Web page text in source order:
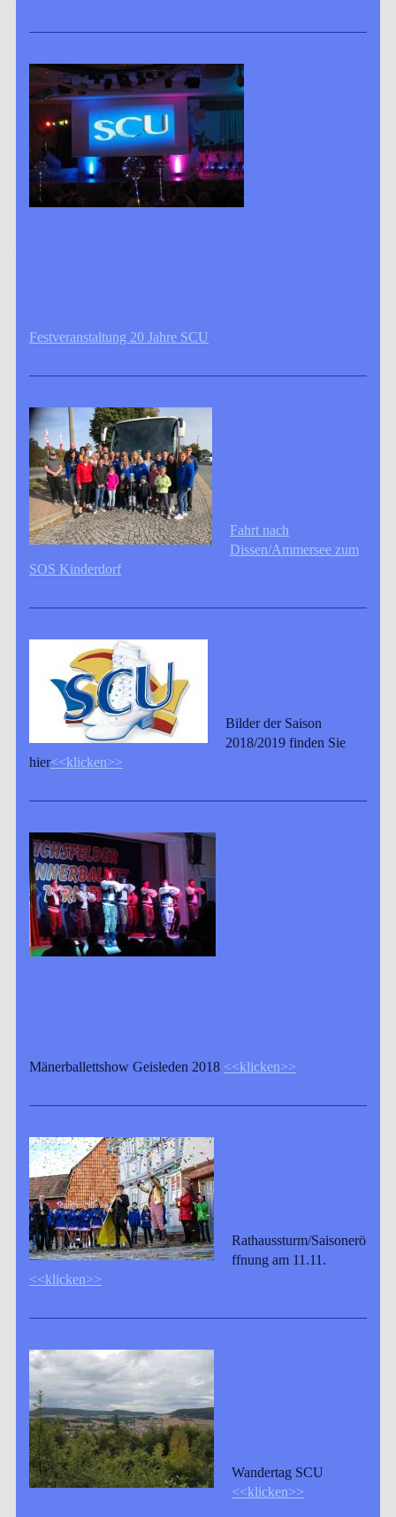
Festveranstaltung 20 Jahre SCU
Fahrt nach
Dissen/Ammersee zum
SOS Kinderdorf
Bilder der Saison
2018/2019 finden Sie
hier<<klicken>>
Mänerballettshow Geisleden 2018 <<klicken>>
Rathaussturm/Saisonerö
ffnung am 11.11.
<<klicken>>
Wandertag SCU
<<klicken>>